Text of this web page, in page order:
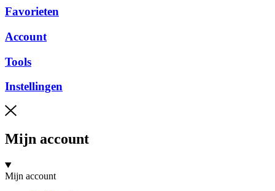
Favorieten
Account
Tools
Instellingen
Mijn account
Mijn account